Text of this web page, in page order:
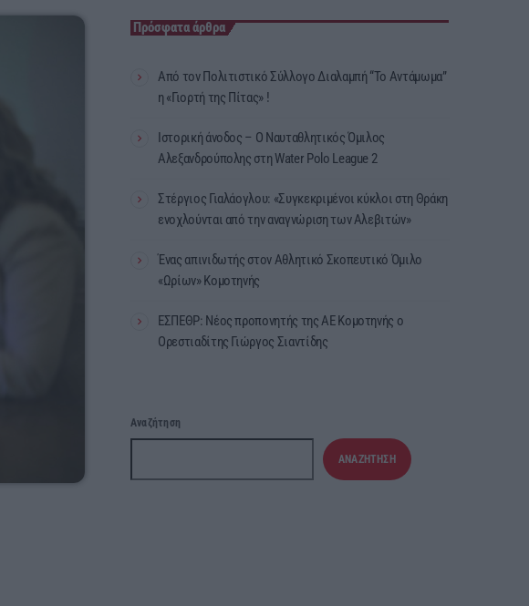
Πρόσφατα άρθρα
Από τον Πολιτιστικό Σύλλογο Διαλαμπή “Το Αντάμωμα”
η «Γιορτή της Πίτας» !
Ιστορική άνοδος – Ο Ναυταθλητικός Όμιλος
Αλεξανδρούπολης στη Water Polo League 2
Στέργιος Γιαλάογλου: «Συγκεκριμένοι κύκλοι στη Θράκη
ενοχλούνται από την αναγνώριση των Αλεβιτών»
Ένας απινιδωτής στον Αθλητικό Σκοπευτικό Όμιλο
«Ωρίων» Κομοτηνής
ΕΣΠΕΘΡ: Νέος προπονητής της ΑΕ Κομοτηνής ο
Ορεστιαδίτης Γιώργος Σιαντίδης
Αναζήτηση
ΑΝΑΖΉΤΗΣΗ